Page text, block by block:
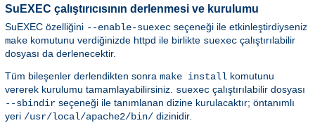
SuEXEC çalıştırıcısının derlenmesi ve kurulumu
SuEXEC özelliğini --enable-suexec seçeneği ile etkinleştirdiyseniz
make komutunu verdiğinizde httpd ile birlikte suexec çalıştırılabilir
dosyası da derlenecektir.
Tüm bileşenler derlendikten sonra make install komutunu
vererek kurulumu tamamlayabilirsiniz. suexec çalıştırılabilir dosyası
--sbindir seçeneği ile tanımlanan dizine kurulacaktır; öntanımlı
yeri /usr/local/apache2/bin/ dizinidir.